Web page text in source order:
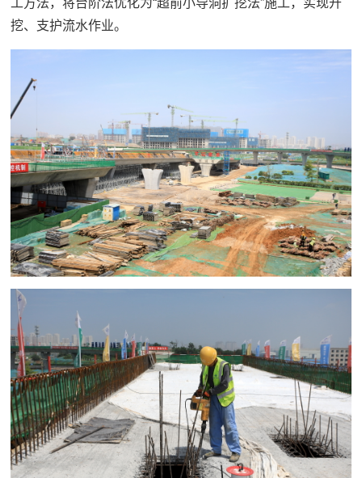
工方法，将台阶法优化为“超前小导洞扩挖法”施工，实现开
挖、支护流水作业。